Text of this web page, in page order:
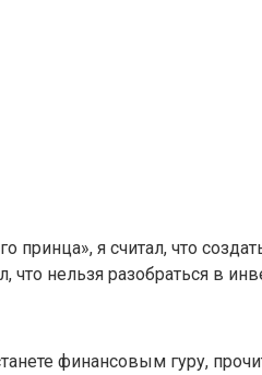
я считал, что
нельзя разобраться в
финансовым гуру,